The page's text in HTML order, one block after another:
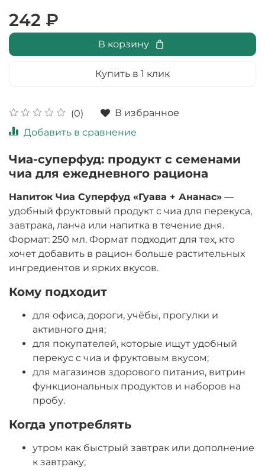
(0)
В избранное
Добавить в сравнение
242 ₽
В корзину
Купить в 1 клик
Чиа-суперфуд: продукт с семенами
чиа для ежедневного рациона
Напиток Чиа Суперфуд «Гуава + Ананас» —
удобный фруктовый продукт с чиа для перекуса,
завтрака, ланча или напитка в течение дня.
Формат: 250 мл. Формат подходит для тех, кто
хочет добавить в рацион больше растительных
ингредиентов и ярких вкусов.
Кому подходит
для офиса, дороги, учёбы, прогулки и
активного дня;
для покупателей, которые ищут удобный
перекус с чиа и фруктовым вкусом;
для магазинов здорового питания, витрин
функциональных продуктов и наборов на
пробу.
Когда употреблять
утром как быстрый завтрак или дополнение
к завтраку;